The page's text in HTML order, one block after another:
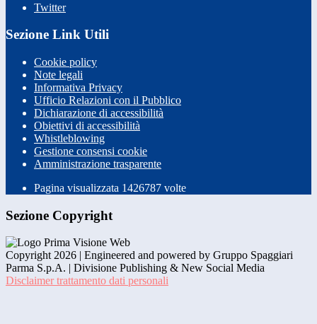
Twitter
Sezione Link Utili
Cookie policy
Note legali
Informativa Privacy
Ufficio Relazioni con il Pubblico
Dichiarazione di accessibilità
Obiettivi di accessibilità
Whistleblowing
Gestione consensi cookie
Amministrazione trasparente
Pagina visualizzata 1426787 volte
Sezione Copyright
Copyright 2026 | Engineered and powered by Gruppo Spaggiari
Parma S.p.A. | Divisione Publishing & New Social Media
Disclaimer trattamento dati personali